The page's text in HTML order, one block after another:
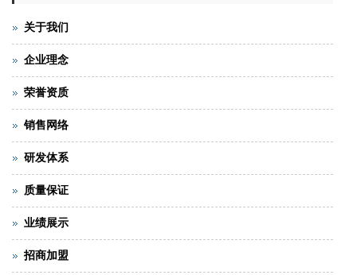
关于我们
企业理念
荣誉资质
销售网络
研发体系
质量保证
业绩展示
招商加盟